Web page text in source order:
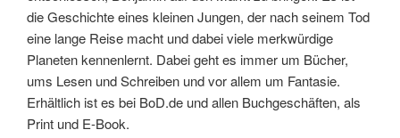
die Geschichte eines kleinen Jungen, der nach seinem Tod
eine lange Reise macht und dabei viele merkwürdige
Planeten kennenlernt. Dabei geht es immer um Bücher,
ums Lesen und Schreiben und vor allem um Fantasie.
Erhältlich ist es bei BoD.de und allen Buchgeschäften, als
Print und E-Book.